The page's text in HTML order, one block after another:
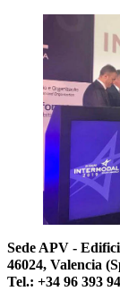
Sede APV -
46024, Valencia
Tel.: +34 96 393